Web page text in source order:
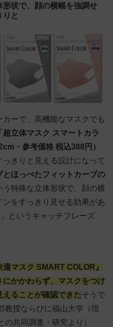
状で、顔の横幅を強調せ
りと
ーで、高機能なマスクでも
超立体マスク スマートカラ
・参考価格 税込388円）
きりと見える設計になって
とほっぺたフィットカーブの
う特殊な立体形状で、顔の横
をすっきり見せる効果があ
というキャッチフレーズ
適マスク SMART COLOR』
かかわらず、マスクをつけ
ることが確認できたそうで
教授ならびに福山大学（現
共同調査・研究より）